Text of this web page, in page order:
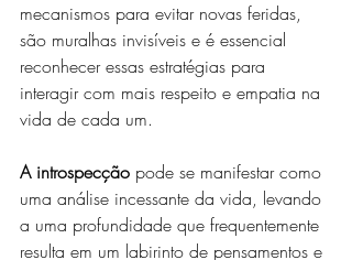
mecanismos para evitar novas feridas,
são muralhas invisíveis e é essencial
reconhecer essas estratégias para
interagir com mais respeito e empatia na
vida de cada um.
A introspecção pode se manifestar como
uma análise incessante da vida, levando
a uma profundidade que frequentemente
resulta em um labirinto de pensamentos e